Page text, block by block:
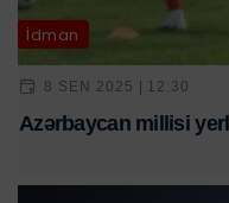
İdman
8 SEN 2025 | 12:30
Azərbaycan millisi